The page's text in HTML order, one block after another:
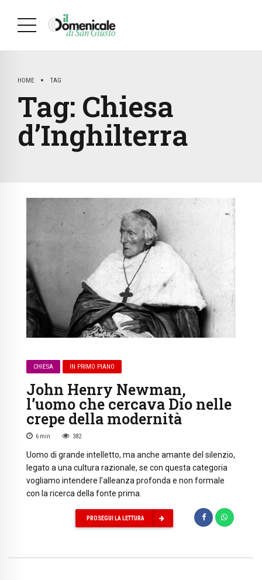
HOME TAG
Tag: Chiesa
d’Inghilterra
CHIESA IN PRIMO PIANO
John Henry Newman,
l’uomo che cercava Dio nelle
crepe della modernità
6 min 382
Uomo di grande intelletto, ma anche amante del silenzio,
legato a una cultura razionale, se con questa categoria
vogliamo intendere l’alleanza profonda e non formale
con la ricerca della fonte prima.
PROSEGUI LA LETTURA